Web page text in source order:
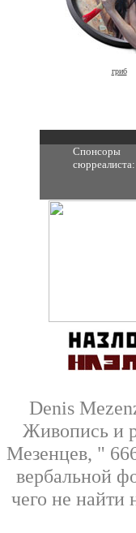
гриб
Спонсоры
сюрреалиста:
Denis
Живопись и
Мезенцев, "
вербальной
чего не найти